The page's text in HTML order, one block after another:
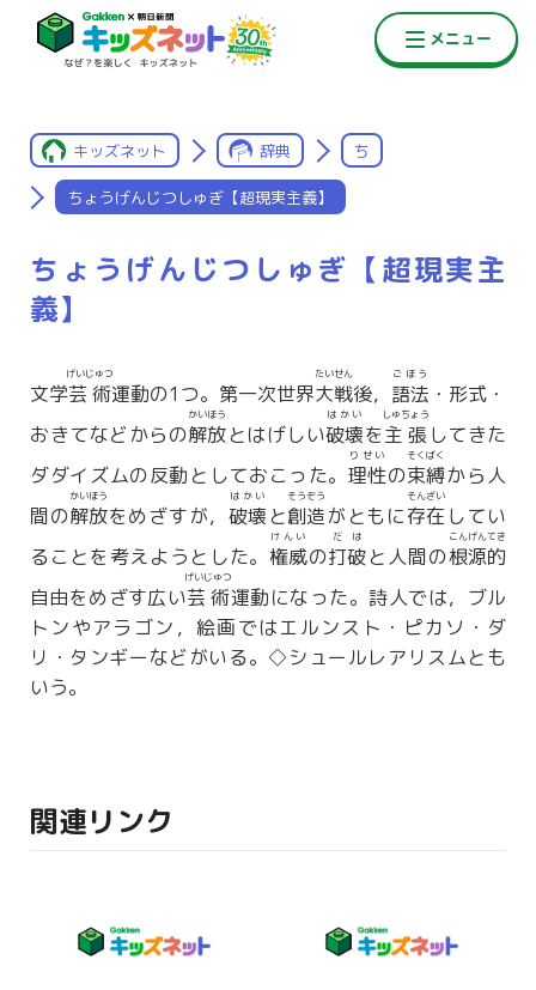
キッズネット 辞典 ち
ちょうげんじつしゅぎ【超現実主義】
ちょうげんじつしゅぎ【超現実主
義】
文学芸術
げいじゅつ
運動の1つ。第一次世界大戦
たいせん
後， 語法
ごほう
・形式・
おきてなどからの解放
かいほう
とはげしい破壊
はかい
を主張
しゅちょう
してきた
ダダイズムの反動としておこった。 理性
りせい
の束縛
そくばく
から人
間の解放
かいほう
をめざすが， 破壊
はかい
と創造
そうぞう
がともに存在
そんざい
してい
ることを考えようとした。 権威
けんい
の打破
だは
と人間の根源的
こんげんてき
自由をめざす広い芸術
げいじゅつ
運動になった。詩人では，ブル
トンやアラゴン，絵画ではエルンスト・ピカソ・ダ
リ・タンギーなどがいる。◇シュールレアリスムとも
いう。
関連リンク